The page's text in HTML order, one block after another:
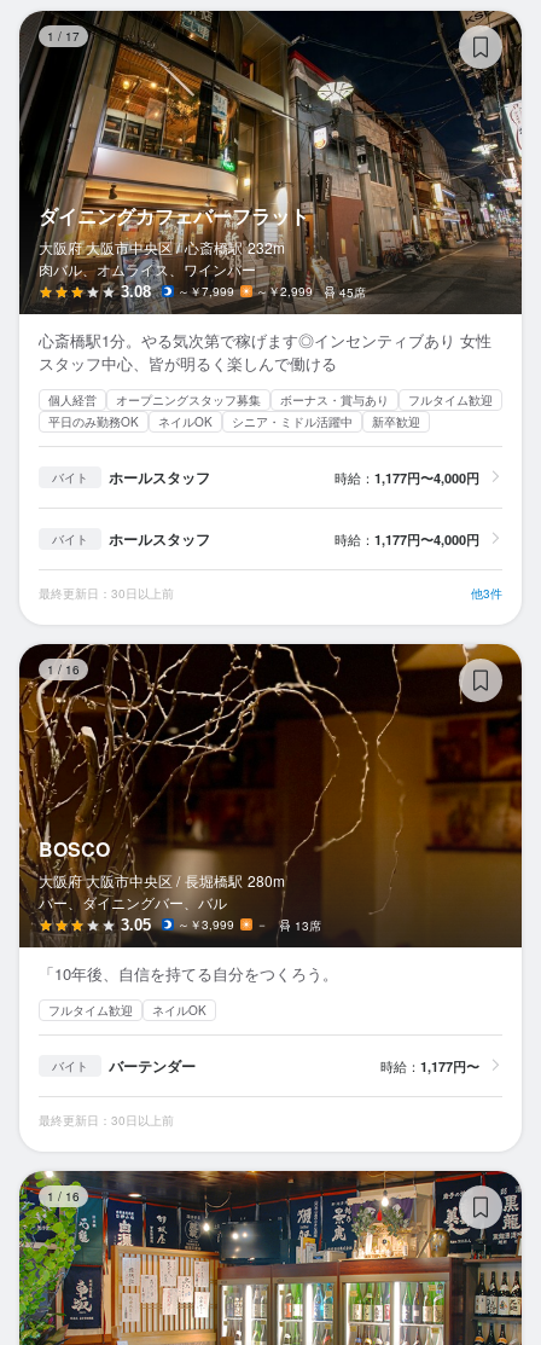
1 / 17
ダイニングカフェバーフラット
大阪府 大阪市中央区 / 心斎橋駅 232m
肉バル、オムライス、ワインバー
3.08 ～￥7,999 ～￥2,999 45席
心斎橋駅1分。やる気次第で稼げます◎インセンティブあり 女性
スタッフ中心、皆が明るく楽しんで働ける
個人経営 オープニングスタッフ募集 ボーナス・賞与あり
フルタイム歓迎
平日のみ勤務OK
ネイルOK シニア・ミドル活躍中 新卒歓迎
バイト ホールスタッフ 時給： 1,177円〜4,000円
バイト ホールスタッフ 時給： 1,177円〜4,000円
最終更新日：30日以上前 他3件
1 / 16
BOSCO
大阪府 大阪市中央区 / 長堀橋駅 280m
バー、ダイニングバー、バル
3.05 ～￥3,999 － 13席
「10年後、自信を持てる自分をつくろう。
フルタイム歓迎 ネイルOK
バイト バーテンダー 時給： 1,177円〜
最終更新日：30日以上前
1 / 16